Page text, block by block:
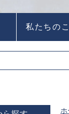
私たちの
ホ